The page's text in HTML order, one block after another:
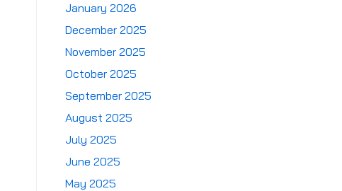
January 2026
December 2025
November 2025
October 2025
September 2025
August 2025
July 2025
June 2025
May 2025